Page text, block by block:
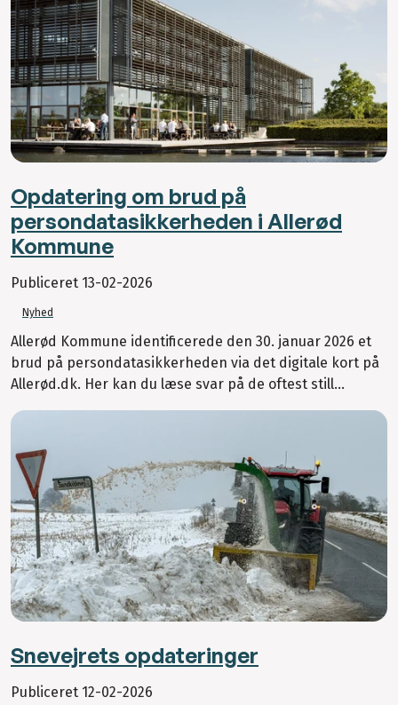
Opdatering om brud på
persondatasikkerheden i Allerød
Kommune
Publiceret 13-02-2026
Nyhed
Allerød Kommune identificerede den 30. januar 2026 et
brud på persondatasikkerheden via det digitale kort på
Allerød.dk. Her kan du læse svar på de oftest still...
Snevejrets opdateringer
Publiceret 12-02-2026